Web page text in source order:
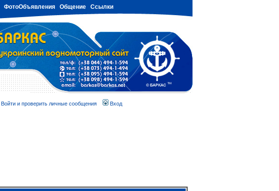
ФотоОбъявления Общение Ссылки
Войти и проверить личные сообщения Вход